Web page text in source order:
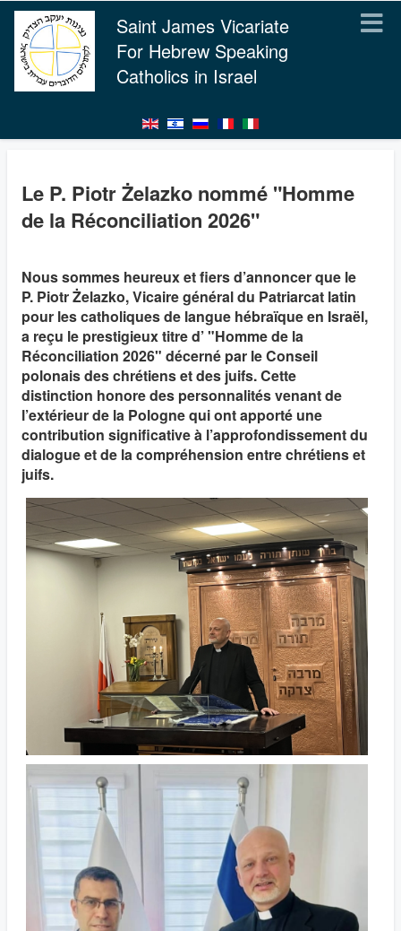
Saint James Vicariate
For Hebrew Speaking
Catholics in Israel
Le P. Piotr Żelazko nommé "Homme
de la Réconciliation 2026"
Nous sommes heureux et fiers d’annoncer que le
P. Piotr Żelazko, Vicaire général du Patriarcat latin
pour les catholiques de langue hébraïque en Israël,
a reçu le prestigieux titre d’ "Homme de la
Réconciliation 2026" décerné par le Conseil
polonais des chrétiens et des juifs. Cette
distinction honore des personnalités venant de
l’extérieur de la Pologne qui ont apporté une
contribution significative à l’approfondissement du
dialogue et de la compréhension entre chrétiens et
juifs.